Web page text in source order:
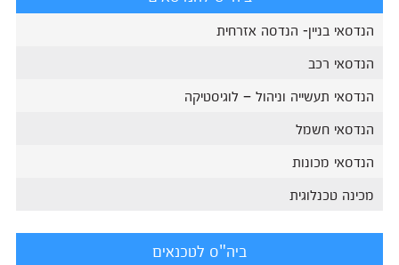
הנדסאי בניין- הנדסה אזרחית
הנדסאי רכב
הנדסאי תעשייה וניהול – לוגיסטיקה
הנדסאי חשמל
הנדסאי מכונות
מכינה טכנלוגית
ביה"ס לטכנאים